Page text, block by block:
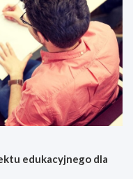
edukacyjnego dla